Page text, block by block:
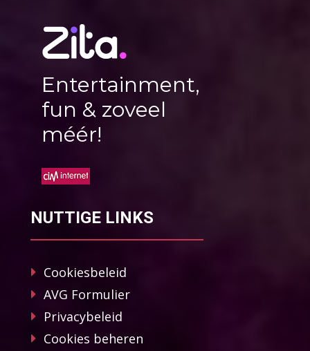
Entertainment,
fun & zoveel
méér!
NUTTIGE LINKS
Cookiesbeleid
AVG Formulier
Privacybeleid
Cookies beheren